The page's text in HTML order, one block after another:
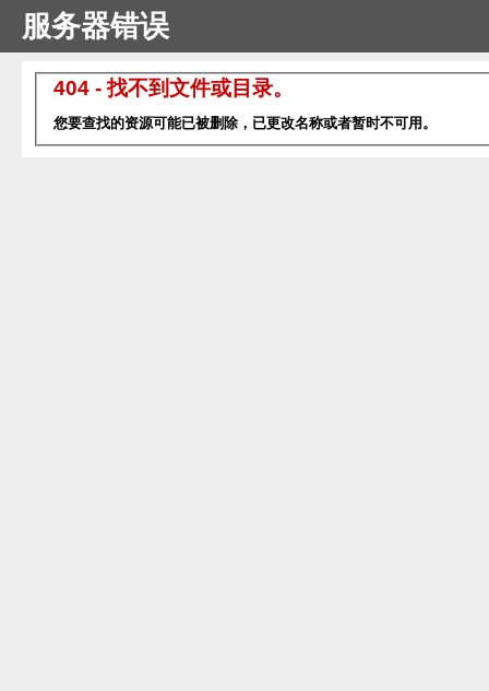
服务器错误
404 - 找不到文件或目录。
您要查找的资源可能已被删除，已更改名称或者暂时不可用。